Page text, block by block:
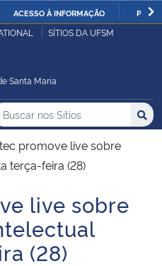
IR
ACESSO À INFORMAÇÃO
SÍTIOS DA UFSM
Santa Maria
Sítio no nos Sítios
promove live sobre
terça-feira (28)
live sobre
(28)